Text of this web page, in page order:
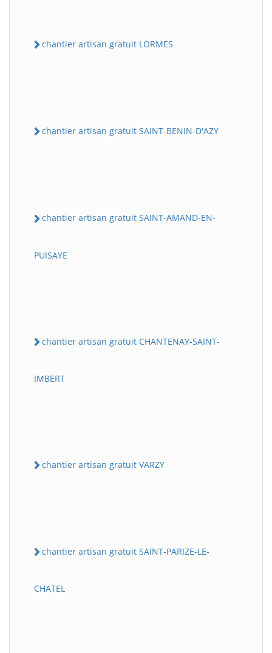
chantier artisan gratuit LORMES
chantier artisan gratuit SAINT-BENIN-D'AZY
chantier artisan gratuit SAINT-AMAND-EN-
PUISAYE
chantier artisan gratuit CHANTENAY-SAINT-
IMBERT
chantier artisan gratuit VARZY
chantier artisan gratuit SAINT-PARIZE-LE-
CHATEL